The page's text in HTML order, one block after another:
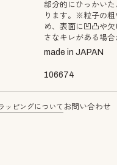
部分的にひっかい
ります。※粒子の
め、表面に凹凸や
さなキレがある場合
made in JAPAN
106674
ッピングについて お問い合わせ